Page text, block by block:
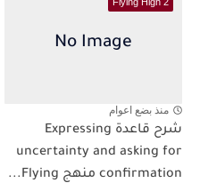
منذ بضع اعوام
شرح قاعدة Expressing
uncertainty and asking for
confirmation منهج Flying...